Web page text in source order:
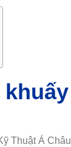
khuấy
Thuật Á